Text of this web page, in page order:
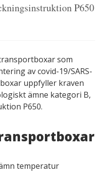
vårdens farliga
P650
som
av covid-19/SARS-
uppfyller kraven
ämne kategori B,
P650.
temperatur